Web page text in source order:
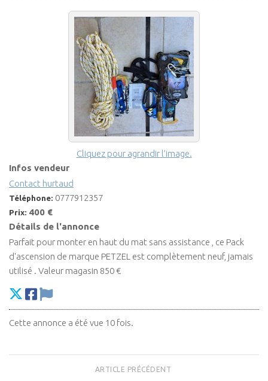
Cliquez pour agrandir l’image.
Infos vendeur
Contact hurtaud
Téléphone: 0777912357
Prix: 400 €
Détails de l'annonce
Parfait pour monter en haut du mat sans assistance , ce Pack
d'ascension de marque PETZEL est complètement neuf, jamais
utilisé . Valeur magasin 850 €
Cette annonce a été vue 10 fois.
ARTICLE PRÉCÉDENT